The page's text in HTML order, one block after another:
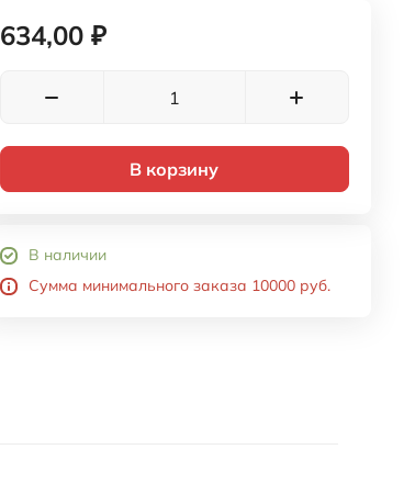
634,00 ₽
В корзину
В наличии
Сумма минимального заказа 10000 руб.